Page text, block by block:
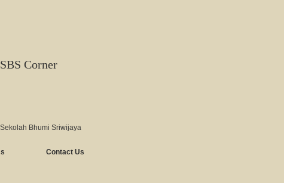
Corner
Bhumi Sriwijaya
Contact Us